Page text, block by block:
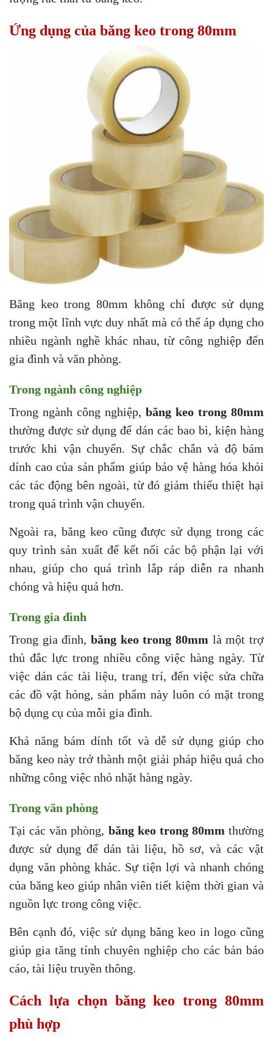
Ứng dụng của băng keo trong 80mm
Băng keo trong 80mm không chỉ được sử dụng
trong một lĩnh vực duy nhất mà có thể áp dụng cho
nhiều ngành nghề khác nhau, từ công nghiệp đến
gia đình và văn phòng.
Trong ngành công nghiệp
Trong ngành công nghiệp, băng keo trong 80mm
thường được sử dụng để dán các bao bì, kiện hàng
trước khi vận chuyển. Sự chắc chắn và độ bám
dính cao của sản phẩm giúp bảo vệ hàng hóa khỏi
các tác động bên ngoài, từ đó giảm thiểu thiệt hại
trong quá trình vận chuyển.
Ngoài ra, băng keo cũng được sử dụng trong các
quy trình sản xuất để kết nối các bộ phận lại với
nhau, giúp cho quá trình lắp ráp diễn ra nhanh
chóng và hiệu quả hơn.
Trong gia đình
Trong gia đình, băng keo trong 80mm là một trợ
thủ đắc lực trong nhiều công việc hàng ngày. Từ
việc dán các tài liệu, trang trí, đến việc sửa chữa
các đồ vật hỏng, sản phẩm này luôn có mặt trong
bộ dụng cụ của mỗi gia đình.
Khả năng bám dính tốt và dễ sử dụng giúp cho
băng keo này trở thành một giải pháp hiệu quả cho
những công việc nhỏ nhặt hàng ngày.
Trong văn phòng
Tại các văn phòng, băng keo trong 80mm thường
được sử dụng để dán tài liệu, hồ sơ, và các vật
dụng văn phòng khác. Sự tiện lợi và nhanh chóng
của băng keo giúp nhân viên tiết kiệm thời gian và
nguồn lực trong công việc.
Bên cạnh đó, việc sử dụng băng keo in logo cũng
giúp gia tăng tính chuyên nghiệp cho các bản báo
cáo, tài liệu truyền thông.
Cách lựa chọn băng keo trong 80mm
phù hợp